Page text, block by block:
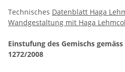
Technisches Datenblatt Haga
Wandgestaltung mit Haga
Einstufung des Gemischs
1272/2008